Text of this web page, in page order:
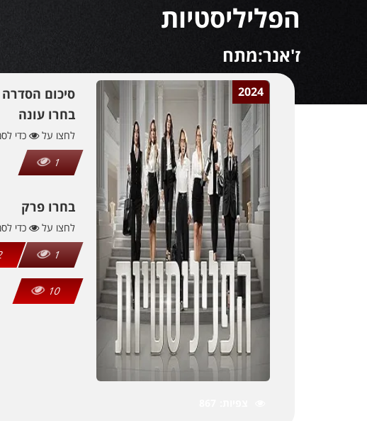
הפליליסטיות
ז'אנר:מתח
2024
סיכום הסדרה
בחרו עונה
לחצו על
כדי
1
בחרו פרק
לחצו על
כדי
1
10